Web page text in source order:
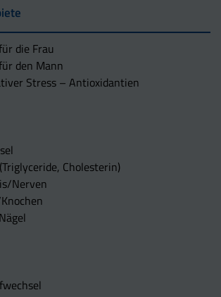
die Frau
den Mann
Stress – Antioxidantien
Cholesterin)
Nerven